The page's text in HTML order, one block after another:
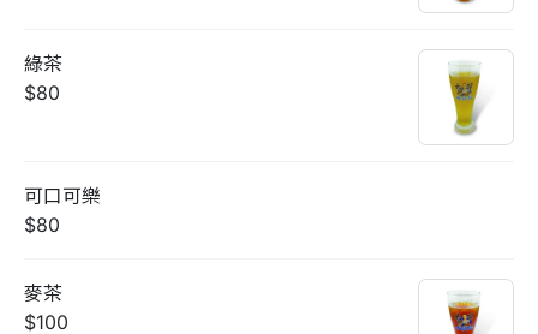
綠茶
$80
可口可樂
$80
麥茶
$100